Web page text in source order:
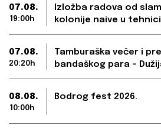
07.08.
19:00h
Izložba radova od
kolonije naive u
07.08.
20:20h
Tamburaška večer i
bandaškog para –
08.08.
10:00h
Bodrog fest 2026.